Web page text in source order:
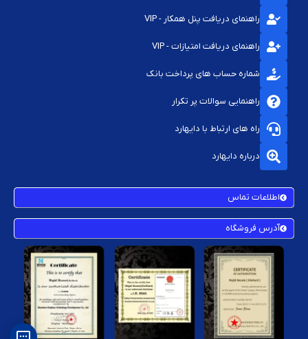
راهنمای دریافت پنل همکار - VIP
راهنمای دریافت امتیازات - VIP
شماره حساب های پرداخت بانک
راهنمایی سوالات پر تکرار
راه های ارتباط با دایهارد
درباره دایهارد
اطلاعات تماس
آدرس فروشگاه